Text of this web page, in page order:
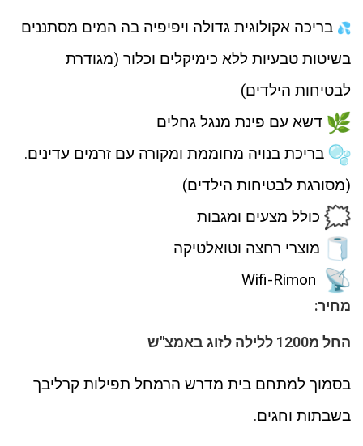
בריכה אקולוגית גדולה ויפיפיה בה המים מסתננים
בשיטות טבעיות ללא כימיקלים וכלור (מגודרת
לבטיחות הילדים)
דשא עם פינת מנגל גחלים
בריכת בנויה מחוממת ומקורה עם זרמים עדינים.
(מסורגת לבטיחות הילדים)
כולל מצעים ומגבות
מוצרי רחצה וטואלטיקה
Wifi-Rimon
מחיר:
החל מ1200 ללילה לזוג באמצ"ש
בסמוך למתחם בית מדרש הרמחל תפילות קרליבך
בשבתות וחגים.